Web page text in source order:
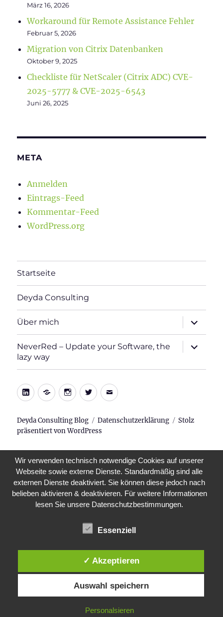
März 16, 2026
Workaround für Remote Assistance Fehler
Februar 5, 2026
Migration von Citrix Datenbanken
Oktober 9, 2025
Checkliste für NetScaler (Citrix ADC) CVE-
2025-5777 & CVE-2025-6543
Juni 26, 2025
META
Anmelden
Eintrags-Feed
Kommentar-Feed
WordPress.org
Startseite
Deyda Consulting
Über mich
öffnen
NeverRed – Update your Software, the
lazy way
öffnen
LinkedIn
Xing Instagram
TwitterE-
Deyda Consulting Blog Datenschutzerklärung
Stolz
präsentiert von WordPress
Wir verwenden technisch notwendige Cookies auf unserer
Webseite sowie externe Dienste. Standardmäßig sind alle
externen Dienste deaktiviert. Sie können diese jedoch nach
belieben aktivieren & deaktivieren. Für weitere Informationen
lesen Sie unsere Datenschutzbestimmungen.
Essenziell
✓ Akzeptieren
Auswahl speichern
Personalsieren